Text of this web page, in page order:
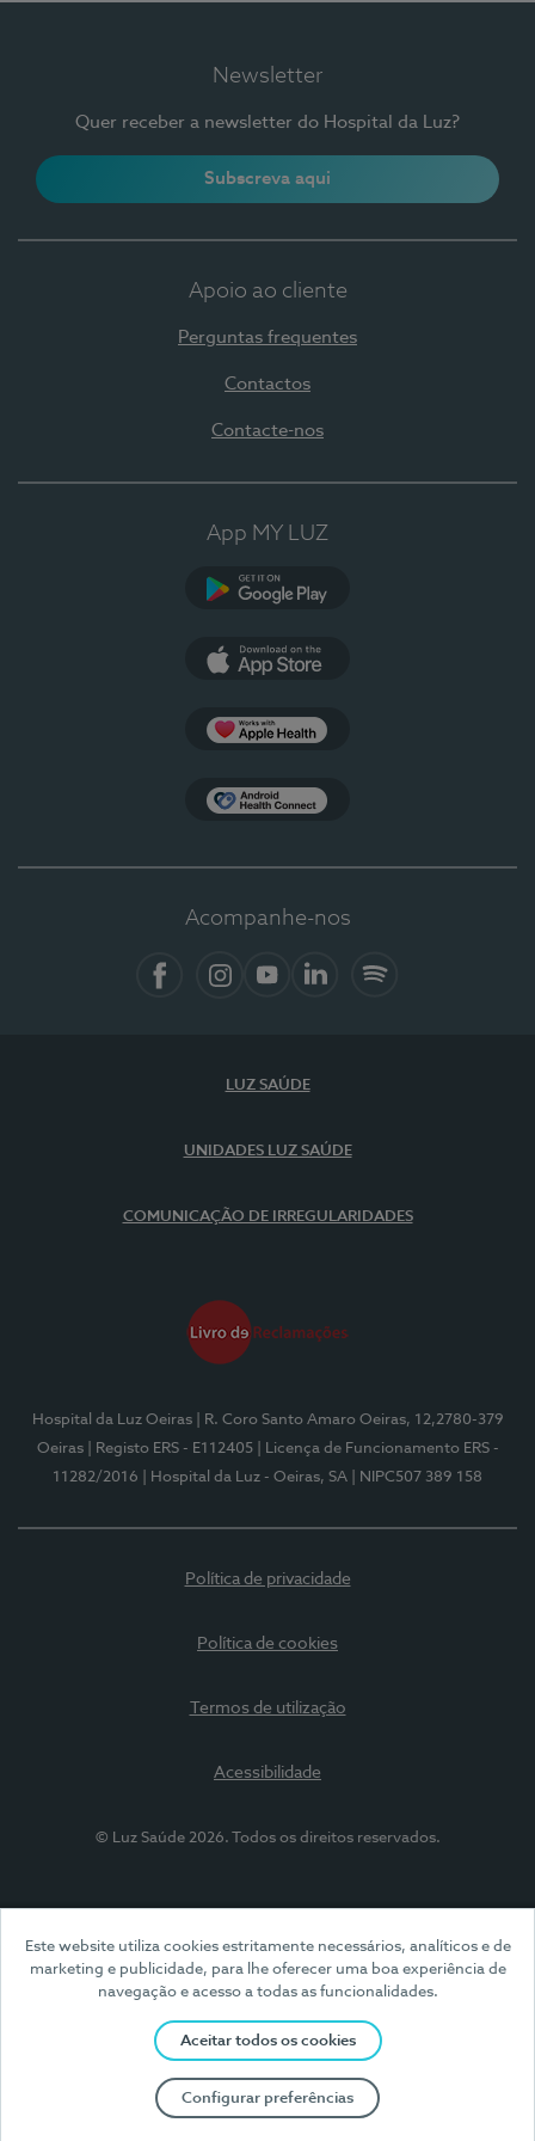
Este website utiliza cookies estritamente necessários, analíticos e de
marketing e publicidade, para lhe oferecer uma boa experiência de
navegação e acesso a todas as funcionalidades.
Aceitar todos os cookies
Configurar preferências
Newsletter
Quer receber a newsletter do Hospital da Luz?
Subscreva aqui
Apoio ao cliente
Perguntas frequentes
Contactos
Contacte-nos
App MY LUZ
Acompanhe-nos
LUZ SAÚDE
UNIDADES LUZ SAÚDE
COMUNICAÇÃO DE IRREGULARIDADES
Hospital da Luz Oeiras
| R. Coro Santo Amaro Oeiras, 12,2780-379
Oeiras
| Registo ERS - E112405
| Licença de Funcionamento ERS -
11282/2016
| Hospital da Luz - Oeiras, SA | NIPC507 389 158
Política de privacidade
Política de cookies
Termos de utilização
Acessibilidade
© Luz Saúde 2026. Todos os direitos reservados.